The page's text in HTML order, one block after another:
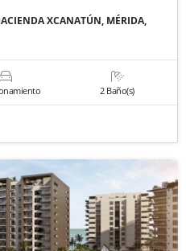
XCANATÚN, MÉRIDA,
2 Baño(s)